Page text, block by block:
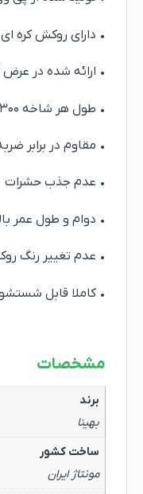
• دارای روکش کره ای
• ارائه شده در عرض ۱۴ سانتیمتر
• طول هر شاخه ۳۰۰ سانتی متر
• مقاوم در برابر
• عدم جذب حشرات
• دوام و طول عمر
• عدم تغییر رنگ
• کاملا قابل
مشخصات
برند
بهینا
ساخت کشور
مونتاژ ایران